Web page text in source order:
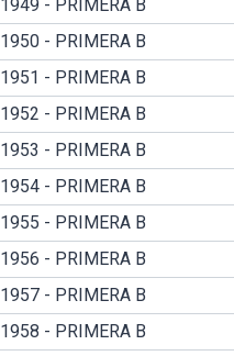
1949 - PRIMERA B
1950 - PRIMERA B
1951 - PRIMERA B
1952 - PRIMERA B
1953 - PRIMERA B
1954 - PRIMERA B
1955 - PRIMERA B
1956 - PRIMERA B
1957 - PRIMERA B
1958 - PRIMERA B